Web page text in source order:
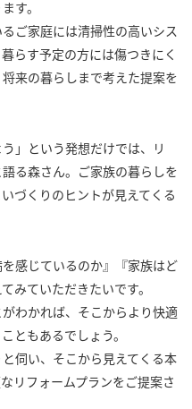
す。
ご家庭には清掃性の高いシス
らす予定の方には傷つきにく
来の暮らしまで考えた提案を
」という発想だけでは、リ
る森さん。ご家族の暮らしを
づくりのヒントが見えてくる
感じているのか』『家族はど
みていただきたいです。
わかれば、そこからより快適
ともあるでしょう。
伺い、そこから見えてくる本
リフォームプランをご提案さ